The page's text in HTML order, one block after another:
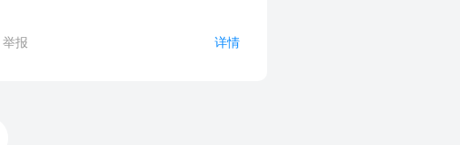
举报 详情